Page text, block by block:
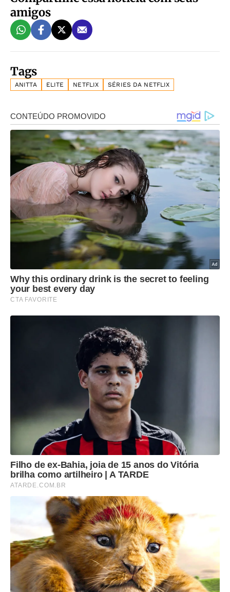
amigos
Tags
ANITTA ELITE NETFLIX SÉRIES DA NETFLIX